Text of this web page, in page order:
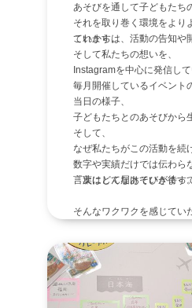
あそびを通して子どもたち
それを取り巻く環境をより
ています。
これからは、活動の告知や
そして私たちの想いを、
Instagramを中心に発信して
毎月開催しているイベント
当日の様子、
子どもたちとのあそびから
そして、
なぜ私たちがこの活動を続
数字や実績だけでは伝わら
言葉にして届けていきます
「次はどんなあそびが待っ
そんなワクワクを感じてい